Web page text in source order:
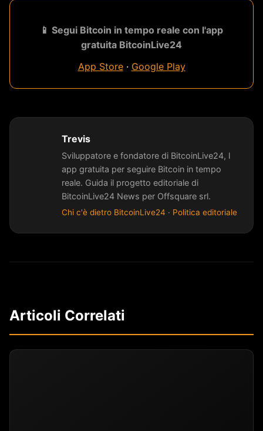
📱 Segui Bitcoin in tempo reale con l'app
gratuita BitcoinLive24
App Store· Google Play
Trevis
Sviluppatore e fondatore di BitcoinLive24, l
app gratuita per seguire Bitcoin in tempo
reale. Guida il progetto editoriale di
BitcoinLive24 News per Offsquare srl.
Chi c'è dietro BitcoinLive24 · Politica editoriale
Articoli Correlati